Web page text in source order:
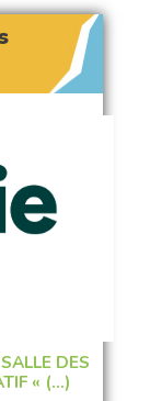
DES
« (…)